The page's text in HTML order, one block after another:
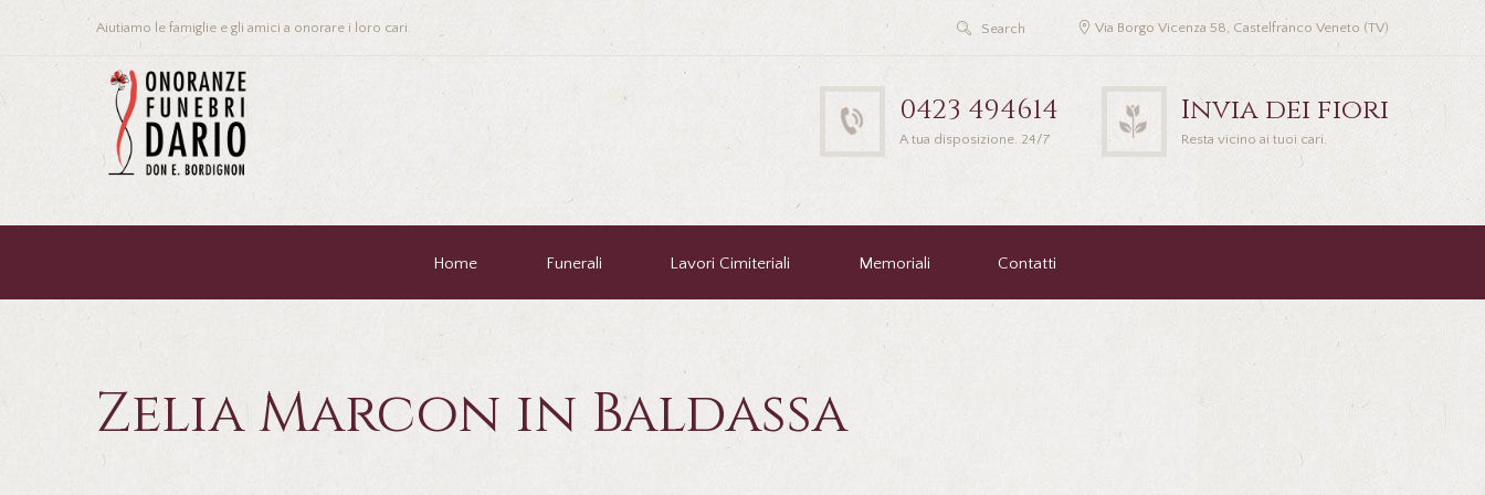
Aiutiamo le famiglie e gli amici a onorare i loro cari. Via Borgo Vicenza 58, Castelfranco Veneto (TV)
0423 494614
A tua disposizione. 24/7
Invia dei fiori
Resta vicino ai tuoi cari.
Home Funerali Lavori Cimiteriali Memoriali Contatti
Zelia Marcon in Baldassa